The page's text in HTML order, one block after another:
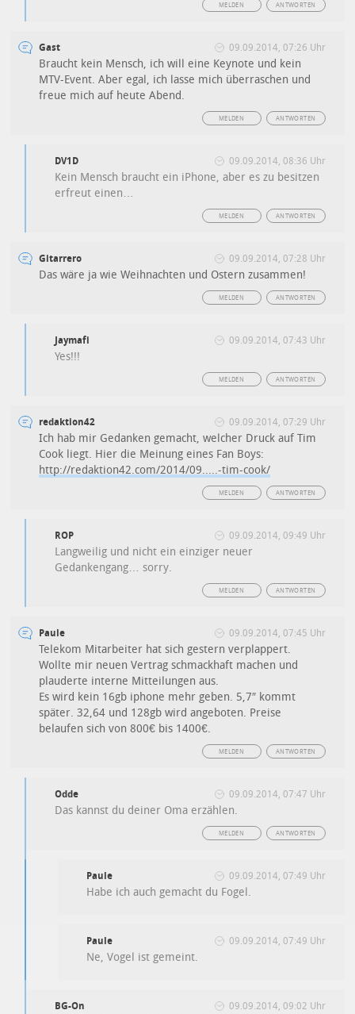
ANTWORTEN
MELDEN
Gast 09.09.2014, 07:26 Uhr
Braucht kein Mensch, ich will eine Keynote und kein
MTV-Event. Aber egal, ich lasse mich überraschen und
freue mich auf heute Abend.
ANTWORTEN
MELDEN
DV1D 09.09.2014, 08:36 Uhr
Kein Mensch braucht ein iPhone, aber es zu besitzen
erfreut einen…
ANTWORTEN
MELDEN
Gitarrero 09.09.2014, 07:28 Uhr
Das wäre ja wie Weihnachten und Ostern zusammen!
ANTWORTEN
MELDEN
Jaymafi 09.09.2014, 07:43 Uhr
Yes!!!
ANTWORTEN
MELDEN
redaktion42 09.09.2014, 07:29 Uhr
Ich hab mir Gedanken gemacht, welcher Druck auf Tim
Cook liegt. Hier die Meinung eines Fan Boys:
http://redaktion42.com/2014/09.....-tim-cook/
ANTWORTEN
MELDEN
ROP 09.09.2014, 09:49 Uhr
Langweilig und nicht ein einziger neuer
Gedankengang… sorry.
ANTWORTEN
MELDEN
Paule 09.09.2014, 07:45 Uhr
Telekom Mitarbeiter hat sich gestern verplappert.
Wollte mir neuen Vertrag schmackhaft machen und
plauderte interne Mitteilungen aus.
Es wird kein 16gb iphone mehr geben. 5,7″ kommt
später. 32,64 und 128gb wird angeboten. Preise
belaufen sich von 800€ bis 1400€.
ANTWORTEN
MELDEN
Odde 09.09.2014, 07:47 Uhr
Das kannst du deiner Oma erzählen.
ANTWORTEN
MELDEN
Paule 09.09.2014, 07:49 Uhr
Habe ich auch gemacht du Fogel.
Paule 09.09.2014, 07:49 Uhr
Ne, Vogel ist gemeint.
BG-On 09.09.2014, 09:02 Uhr